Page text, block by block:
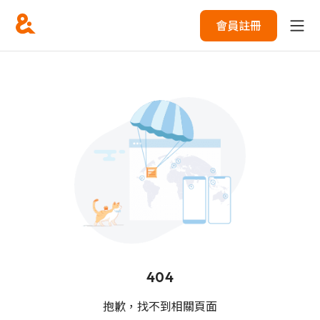
會員註冊
404
抱歉，找不到相關頁面